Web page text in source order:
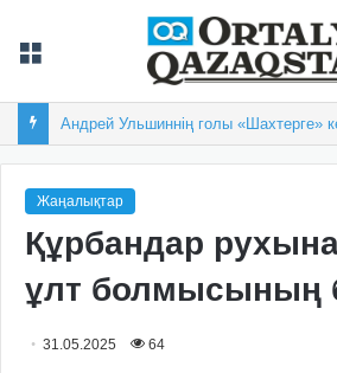
Андрей Ульшиннің голы «Шахтерге»
Жаңалықтар
Құрбандар
ұлт болмысының
31.05.2025 64